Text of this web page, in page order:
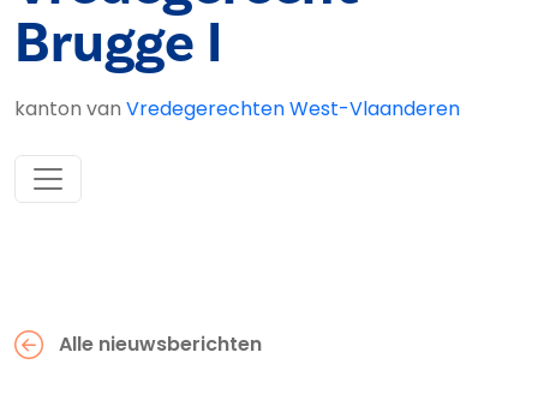
Brugge I
kanton van Vredegerechten West-Vlaanderen
Alle nieuwsberichten